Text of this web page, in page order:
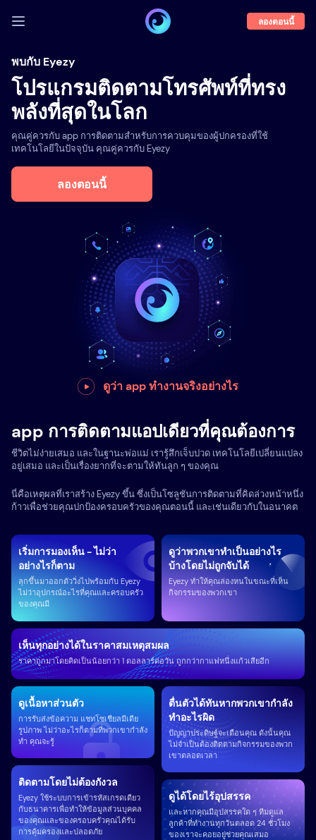
เข้าสู่ระบบ
ตัวอย่างการใช้
คุณสมบัติ
เกี่ยวกับเรา
บล็อก
ลองตอนนี้
พบกับ Eyezy
โปรแกรมติดตามโทรศัพท์ที่ทรง
พลังที่สุดในโลก
คุณคู่ควรกับ app การติดตามสำหรับการควบคุมของผู้ปกครองที่ใช้
เทคโนโลยีในปัจจุบัน คุณคู่ควรกับ Eyezy
ลองตอนนี้
ดูว่า app ทำงานจริงอย่างไร
app การติดตามแอปเดียวที่คุณต้องการ
ชีวิตไม่ง่ายเสมอ และในฐานะพ่อแม่ เรารู้สึกเจ็บปวด เทคโนโลยีเปลี่ยนแปลง
อยู่เสมอ และเป็นเรื่องยากที่จะตามให้ทันลูก ๆ ของคุณ
นี่คือเหตุผลที่เราสร้าง Eyezy ขึ้น ซึ่งเป็นโซลูชันการติดตามที่คิดล่วงหน้าหนึ่ง
ก้าวเพื่อช่วยคุณปกป้องครอบครัวของคุณตอนนี้ และเช่นเดียวกับในอนาคต
เริ่มการมองเห็น - ไม่ว่า
อย่างไรก็ตาม
ลุกขึ้นมาออกตัววิ่งไปพร้อมกับ Eyezy
ไม่ว่าอุปกรณ์อะไรที่คุณและครอบครัว
ของคุณมี
ดูว่าพวกเขาทำเป็นอย่างไร
บ้างโดยไม่ถูกจับได้
Eyezy ทำให้คุณล่องหนในขณะที่เห็น
กิจกรรมของพวกเขา
ติดตามโดยไม่ต้องกังวล
Eyezy ใช้ระบบการเข้ารหัสเกรดเดียว
กับธนาคารเพื่อทำให้ข้อมูลส่วนบุคคล
ของคุณและของครอบครัวคุณได้รับ
การคุ้มครองและปลอดภัย
ดูเนื้อหาส่วนตัว
การรับส่งข้อความ แชทโซเชียลมีเดีย
รูปภาพ ไม่ว่าอะไรก็ตามที่พวกเขากำลัง
ทำ คุณจะรู้
เห็นทุกอย่างได้ในราคาสมเหตุสมผล
ราคาถูกมาโดยคิดเป็นน้อยกว่า 1 ดอลลาร์ต่อวัน ถูกกว่ากาแฟหนึ่งแก้วเสียอีก
ตื่นตัวได้ทันหากพวกเขากำลัง
ทำอะไรผิด
ปัญญาประดิษฐ์จะเตือนคุณ ดังนั้นคุณ
ไม่จำเป็นต้องติดตามกิจกรรมของพวก
เขาตลอดเวลา
ดูได้โดยไร้อุปสรรค
และหากคุณมีอุปสรรคใด ๆ ทีมดูแล
ลูกค้าที่ทำงานทุกวันตลอด 24 ชั่วโมง
ของเราจะคอยอยู่ช่วยคุณเสมอ